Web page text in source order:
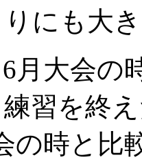
にも大
月大会の
習を終
の時と比